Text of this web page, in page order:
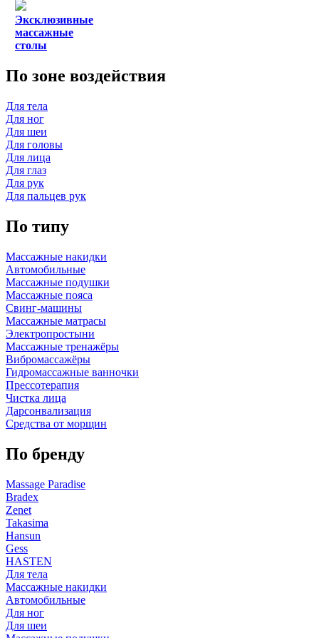
Эксклюзивные
массажные
столы
По зоне воздействия
Для тела
Для ног
Для шеи
Для головы
Для лица
Для глаз
Для рук
Для пальцев рук
По типу
Массажные накидки
Автомобильные
Массажные подушки
Массажные пояса
Свинг-машины
Массажные матрасы
Электропростыни
Массажные тренажёры
Вибромассажёры
Гидромассажные ванночки
Прессотерапия
Чистка лица
Дарсонвализация
Средства от морщин
По бренду
Massage Paradise
Bradex
Zenet
Takasima
Hansun
Gess
HASTEN
Для тела
Массажные накидки
Автомобильные
Для ног
Для шеи